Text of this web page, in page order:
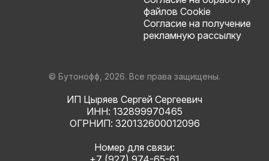
файлов Cookie
Согласие на получение
рекламную рассылку
© Бутонофф, 2026. Все права защищены.
ИП Цыряев Сергей Сергеевич
ИНН: 132899970465
ОГРНИП: 320132600012096
Номер для связи: